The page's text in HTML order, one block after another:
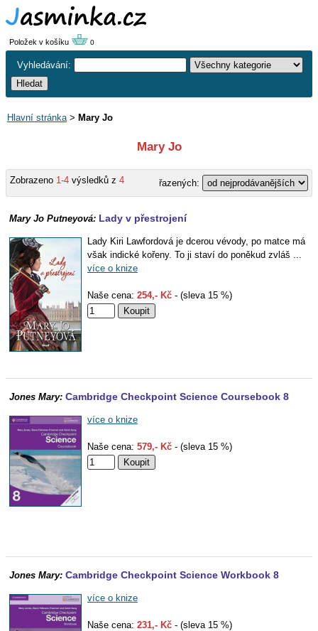
Položek v košíku 0
Vyhledávání:
Hlavní stránka> Mary Jo
Mary Jo
Zobrazeno 1-4 výsledků z 4 řazených:
Mary Jo Putneyová: Lady v přestrojení
Lady Kiri Lawfordová je dcerou vévody, po matce má
však indické kořeny. To ji staví do poněkud zvláš ...
více o knize
Naše cena: 254,- Kč - (sleva 15 %)
Jones Mary: Cambridge Checkpoint Science Coursebook 8
více o knize
Naše cena: 579,- Kč - (sleva 15 %)
Jones Mary: Cambridge Checkpoint Science Workbook 8
více o knize
Naše cena: 231,- Kč - (sleva 15 %)